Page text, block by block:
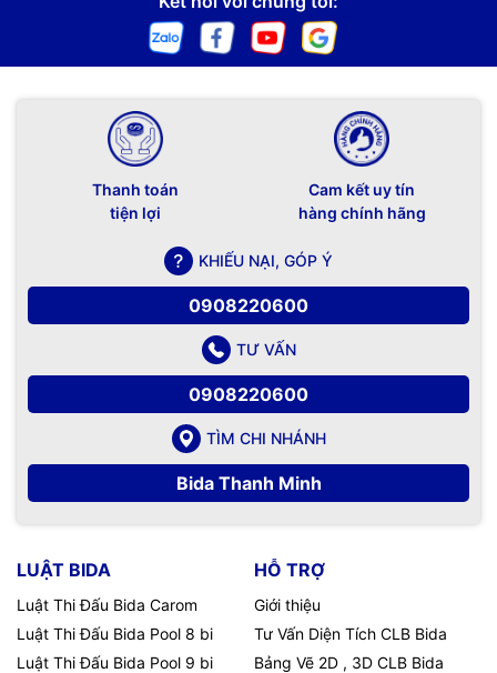
Thanh toán
tiện lợi
Cam kết uy tín
hàng chính hãng
KHIẾU NẠI, GÓP Ý
0908220600
TƯ VẤN
0908220600
TÌM CHI NHÁNH
Bida Thanh Minh
LUẬT BIDA
Luật Thi Đấu Bida Carom
Luật Thi Đấu Bida Pool 8 bi
Luật Thi Đấu Bida Pool 9 bi
HỖ TRỢ
Giới thiệu
Tư Vấn Diện Tích CLB Bida
Bảng Vẽ 2D , 3D CLB Bida